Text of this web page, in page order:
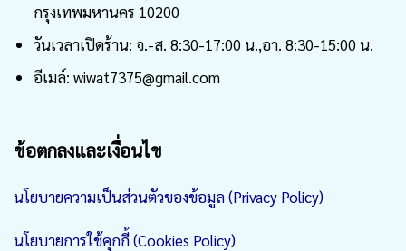
กรุงเทพมหานคร 10200
วันเวลาเปิดร้าน: จ.-ส. 8:30-17:00 น.,อา. 8:30-15:00 น.
อีเมล์: wiwat7375@gmail.com
ข้อตกลงและเงื่อนไข
นโยบายความเป็นส่วนตัวของข้อมูล (Privacy Policy)
นโยบายการใช้คุกกี้ (Cookies Policy)